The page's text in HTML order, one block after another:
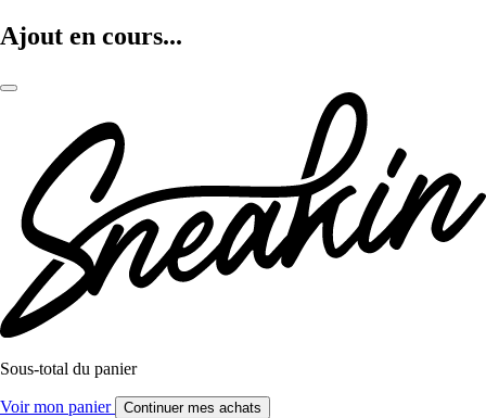
Ajout en cours...
Sous-total du panier
Voir mon panier Continuer mes achats